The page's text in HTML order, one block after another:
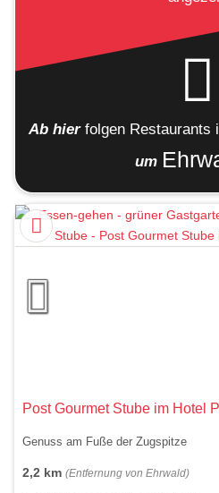
Ab hier folgen Restaurants
um
Post Gourmet Stube im Hotel
Genuss am Fuße der Zugspitze
2,2 km (Entfernung von Ehrwald)